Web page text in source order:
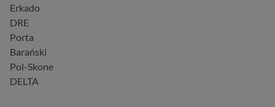
Erkado
DRE
Porta
Barański
Pol-Skone
DELTA